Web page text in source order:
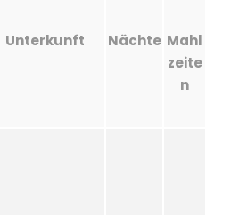
Unterkunft Nächte Mahl
zeite
n